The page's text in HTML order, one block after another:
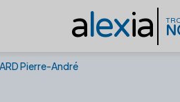
alexia
Pierre-André